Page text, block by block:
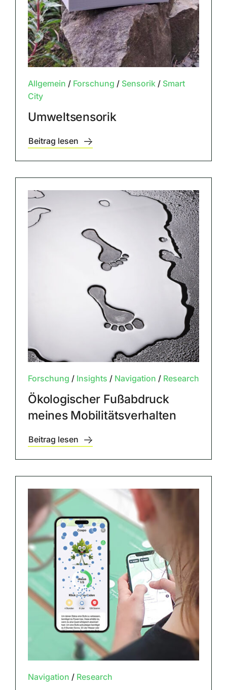
Allgemein / Forschung / Sensorik/ Smart
City
Umweltsensorik
Beitrag lesen
Forschung / Insights / Navigation / Research
Ökologischer Fußabdruck
meines Mobilitätsverhalten
Beitrag lesen
Navigation / Research